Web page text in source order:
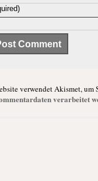
verwendet Akismet, um
verarbeitet